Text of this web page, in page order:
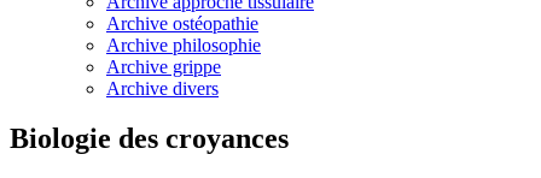
Archive ostéopathie
Archive philosophie
Archive grippe
Archive divers
Biologie des croyances